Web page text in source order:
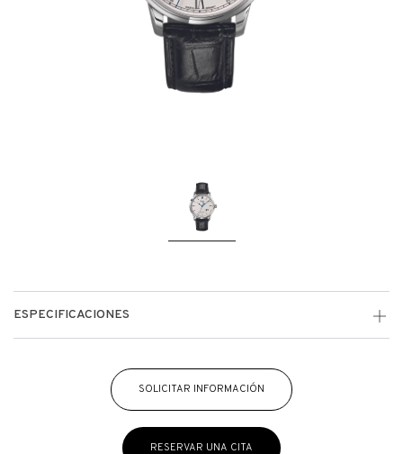
ESPECIFICACIONES
SOLICITAR INFORMACIÓN
RESERVAR UNA CITA